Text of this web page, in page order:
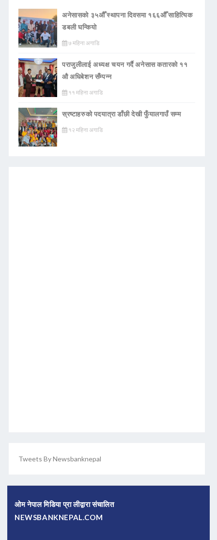
अनेसासको ३५औँ स्थापना दिवसमा १६६औँ साहित्यिक
डबली घन्कियाे
७ महिना अगाडि
पराजुलीलाई अध्यक्ष चयन गर्दै अनेसास कतारको ११
औ अधिबेशन सँम्पन्न
११ महिना अगाडि
स्रष्टाहरुको पदयात्रा डाँछी देखी फुँयालगाउँ सम्म
१२ महिना अगाडि
Tweets By Newsbanknepal
ओम नेपाल मिडिया प्रा लीद्वारा संचालित
NEWSBANKNEPAL.COM